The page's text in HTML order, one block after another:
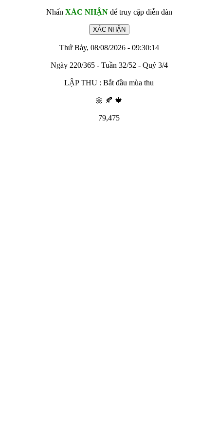
Nhấn XÁC NHẬNđể truy cập diễn đàn
Thứ Bảy, 08/08/2026 - 09:30:14
Ngày 220/365 - Tuần 32/52 - Quý 3/4
LẬP THU : Bắt đầu mùa thu
🌼 🍂 🍁
79,475